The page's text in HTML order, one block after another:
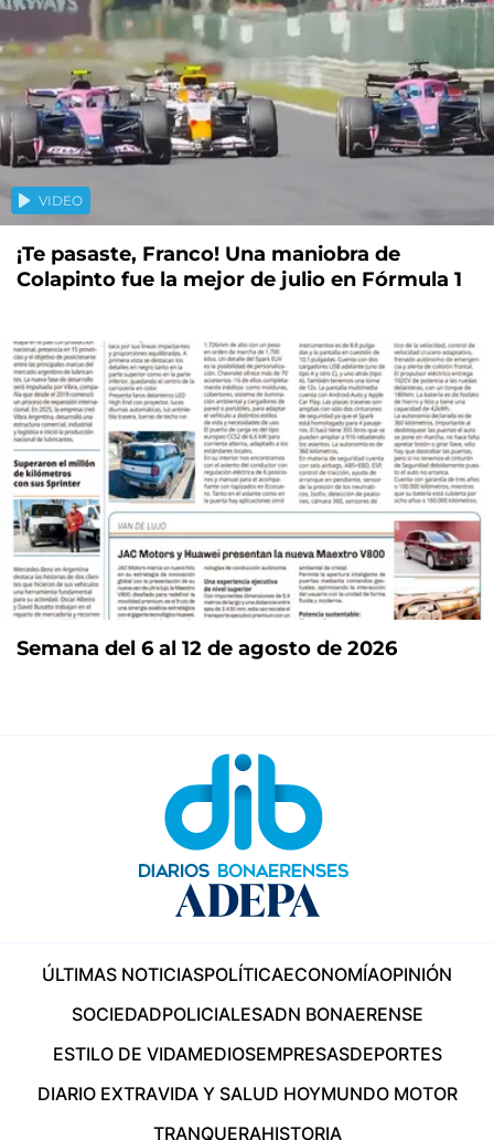
VIDEO
¡Te pasaste, Franco! Una maniobra de
Colapinto fue la mejor de julio en Fórmula 1
Semana del 6 al 12 de agosto de 2026
ÚLTIMAS NOTICIASPOLÍTICAECONOMÍAOPINIÓN
SOCIEDADPOLICIALESADN BONAERENSE
ESTILO DE VIDAMEDIOSEMPRESASDEPORTES
DIARIO EXTRAVIDA Y SALUD HOYMUNDO MOTOR
TRANQUERAHISTORIA